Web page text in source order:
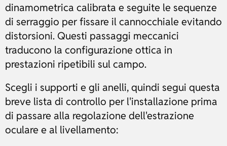
dinamometrica calibrata e seguite le sequenze
di serraggio per fissare il cannocchiale evitando
distorsioni. Questi passaggi meccanici
traducono la configurazione ottica in
prestazioni ripetibili sul campo.
Scegli i supporti e gli anelli, quindi segui questa
breve lista di controllo per l'installazione prima
di passare alla regolazione dell'estrazione
oculare e al livellamento: